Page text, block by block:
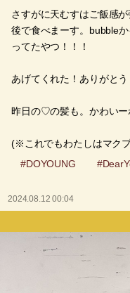
さすがに天むすはご飯感が
後で食べまーす。bubble
ってたやつ！！！
あげてくれた！ありがと
昨日の♡の髪も。かわいー
(※これでもわたしはマク
#DOYOUNG
2024.08.12 00:04